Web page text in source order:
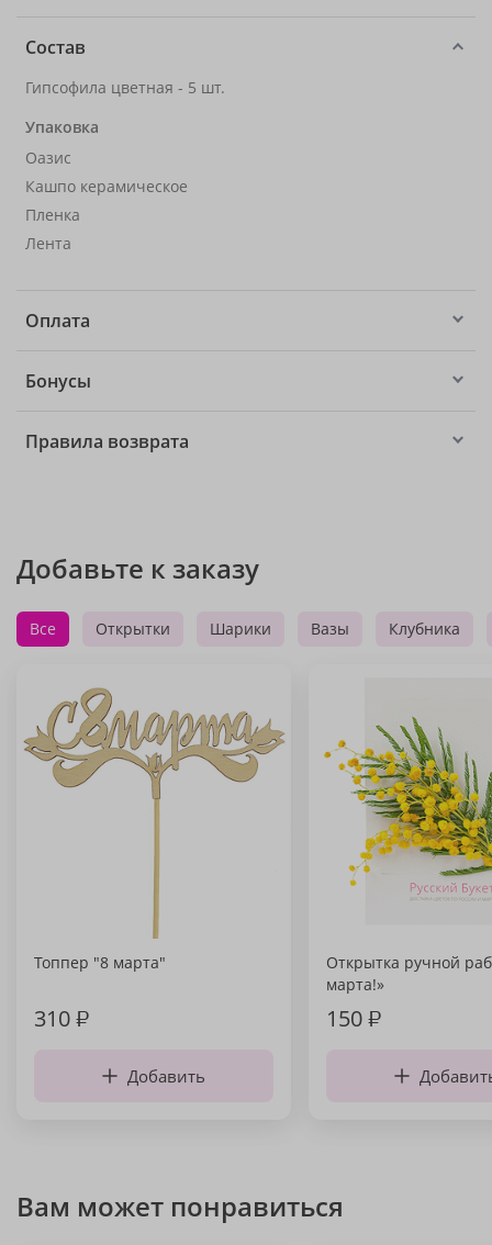
Состав
Гипсофила цветная - 5 шт.
Упаковка
Оазис
Кашпо керамическое
Пленка
Лента
Оплата
Бонусы
Правила возврата
Добавьте к заказу
Все Открытки Шарики Вазы Клубника
Топпер "8 марта"
310₽
Добавить
Открытка ручной
марта!»
150₽
Вам может понравиться